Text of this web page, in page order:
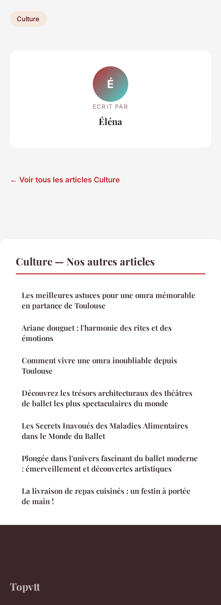
Culture
É
ECRIT PAR
Éléna
← Voir tous les articles Culture
Culture — Nos autres articles
Les meilleures astuces pour une omra mémorable
en partance de Toulouse
Ariane douguet : l'harmonie des rites et des
émotions
Comment vivre une omra inoubliable depuis
Toulouse
Découvrez les trésors architecturaux des théâtres
de ballet les plus spectaculaires du monde
Les Secrets Inavoués des Maladies Alimentaires
dans le Monde du Ballet
Plongée dans l'univers fascinant du ballet moderne
: émerveillement et découvertes artistiques
La livraison de repas cuisinés : un festin à portée
de main !
Topvtt